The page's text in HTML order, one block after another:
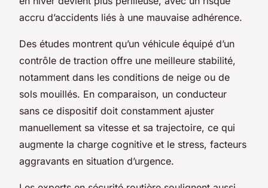
accru d’accidents liés à une mauvaise adhérence.
Des études montrent qu’un véhicule équipé d’un
contrôle de traction offre une meilleure stabilité,
notamment dans les conditions de neige ou de
sols mouillés. En comparaison, un conducteur
sans ce dispositif doit constamment ajuster
manuellement sa vitesse et sa trajectoire, ce qui
augmente la charge cognitive et le stress, facteurs
aggravants en situation d’urgence.